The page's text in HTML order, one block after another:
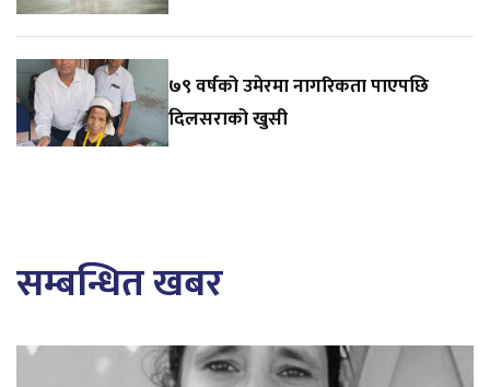
७९ वर्षको उमेरमा नागरिकता पाएपछि
दिलसराको खुसी
सम्बन्धित खबर